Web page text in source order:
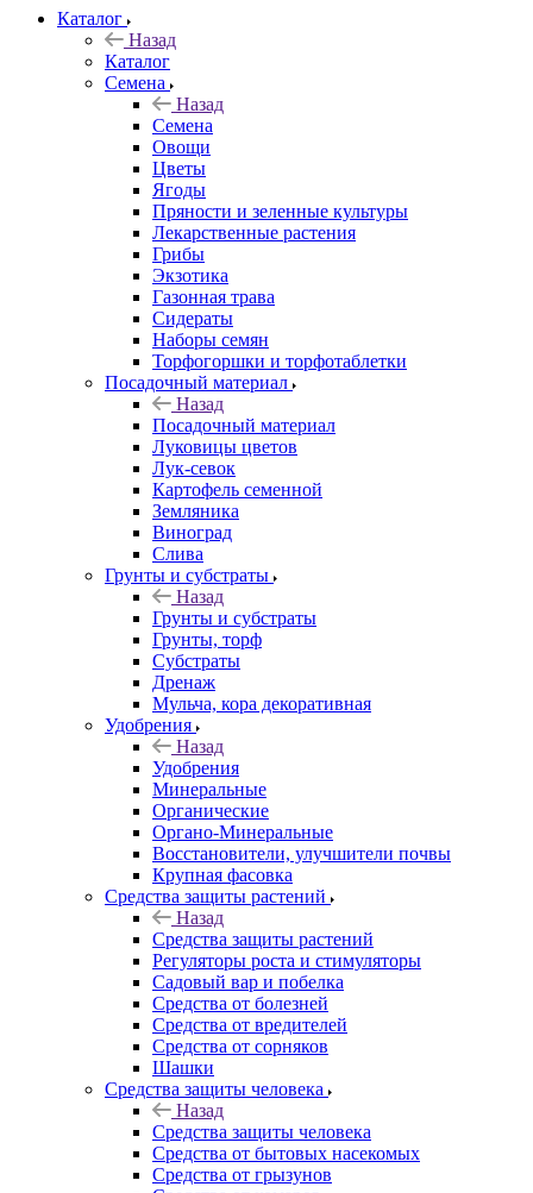
Каталог
Назад
Каталог
Семена
Назад
Семена
Овощи
Цветы
Ягоды
Пряности и зеленные культуры
Лекарственные растения
Грибы
Экзотика
Газонная трава
Сидераты
Наборы семян
Торфогоршки и торфотаблетки
Посадочный материал
Назад
Посадочный материал
Луковицы цветов
Лук-севок
Картофель семенной
Земляника
Виноград
Слива
Грунты и субстраты
Назад
Грунты и субстраты
Грунты, торф
Субстраты
Дренаж
Мульча, кора декоративная
Удобрения
Назад
Удобрения
Минеральные
Органические
Органо-Минеральные
Восстановители, улучшители почвы
Крупная фасовка
Средства защиты растений
Назад
Средства защиты растений
Регуляторы роста и стимуляторы
Садовый вар и побелка
Средства от болезней
Средства от вредителей
Средства от сорняков
Шашки
Средства защиты человека
Назад
Средства защиты человека
Средства от бытовых насекомых
Средства от грызунов